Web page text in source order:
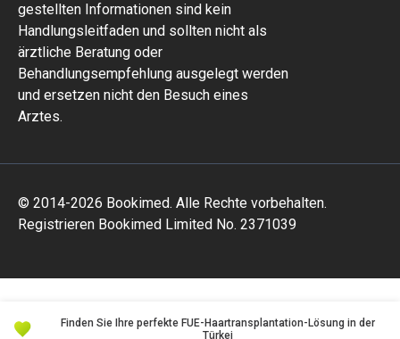
Finden Sie Ihre perfekte FUE-Haartransplantation-Lösung in der
Türkei
gestellten Informationen sind kein
Handlungsleitfaden und sollten nicht als
ärztliche Beratung oder
Behandlungsempfehlung ausgelegt werden
und ersetzen nicht den Besuch eines
Arztes.
© 2014-2026 Bookimed. Alle Rechte vorbehalten.
Registrieren Bookimed Limited No. 2371039